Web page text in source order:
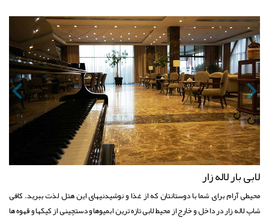
لابی بار لاله زار
محیطی آرام برای شما با دوستانتان که از غذا و نوشیدنیهای این هتل لذت ببرید. کافی
شاپ لاله زار در داخل و خارج از محیط لابی تازه ترین ابمیوها و دستچینی از کیکها و قهوه ها